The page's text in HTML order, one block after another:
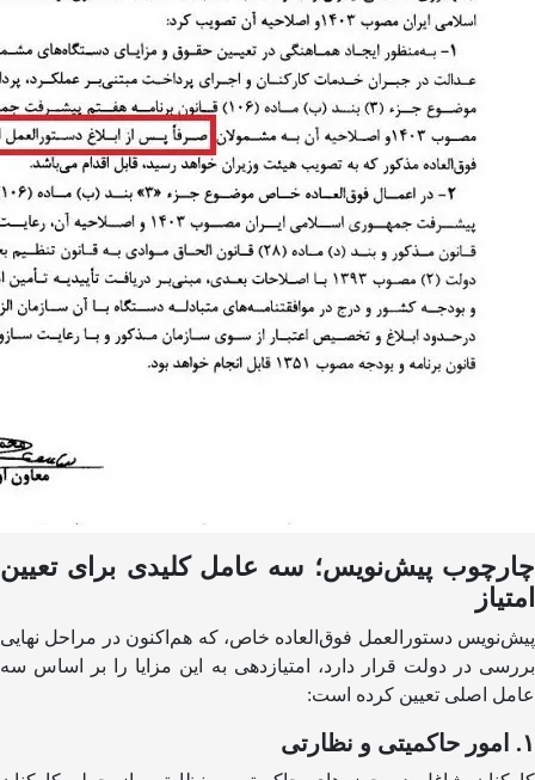
چارچوب پیش‌نویس؛ سه عامل کلیدی برای تعیین
امتیاز
پیش‌نویس دستورالعمل فوق‌العاده خاص، که هم‌اکنون در مراحل نهایی
بررسی در دولت قرار دارد، امتیازدهی به این مزایا را بر اساس سه
عامل اصلی تعیین کرده است:
۱. امور حاکمیتی و نظارتی